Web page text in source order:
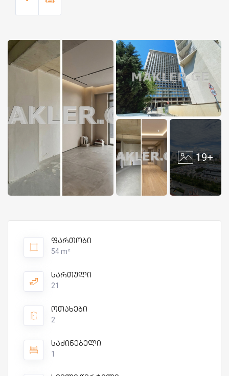
19+
ფართობი
54 m²
სართული
21
ოთახები
2
საძინებელი
1